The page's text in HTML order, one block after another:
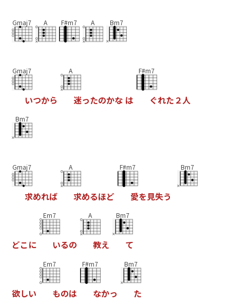
Gmaj7 A F#m7 A Bm7
Gmaj7
いつから
A
迷ったのかな は
F#m7
ぐれた ２人
Bm7
Gmaj7
求めれば
A
求めるほど
F#m7
愛を見失う
Bm7
どこ に
Em7
いるの
A
教え
Bm7
て
欲しい
Em7
ものは
F#m7
なかっ
Bm7
た